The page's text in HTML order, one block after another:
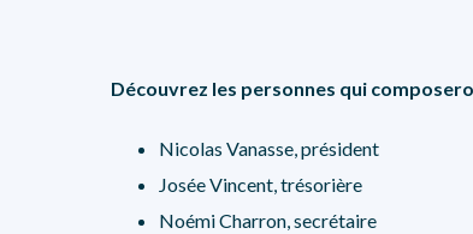
Découvrez les personnes qui
Nicolas Vanasse, président
Josée Vincent, trésorière
Noémi Charron, secrétaire